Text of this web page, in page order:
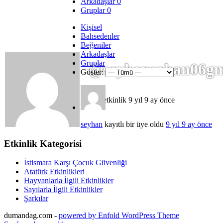
Son etkinlik 9 yıl 9 ay önce
Gruplar0
Kişisel
Bahsedenler
Beğeniler
Arkadaşlar
Gruplar
Göster:
seyhan kayıtlı bir üye oldu 9 yıl 9 ay önce
Etkinlik Kategorisi
İstismara Karşı Çocuk Güvenliği
Atatürk Etkinlikleri
Hayvanlarla İlgili Etkinlikler
Sayılarla İlgili Etkinlikler
Şarkılar
dumandag.com - powered by Enfold WordPress Theme